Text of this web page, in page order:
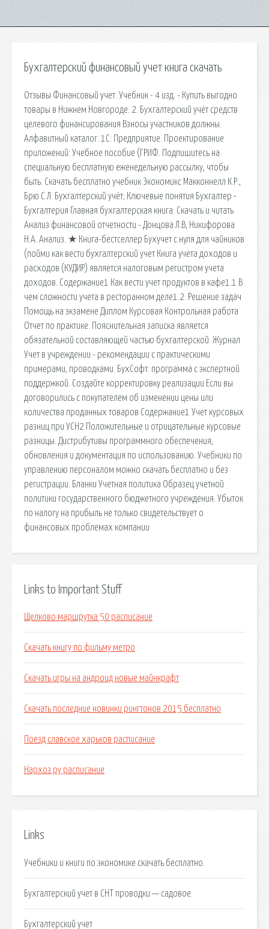
Бухгалтерский финансовый учет книга скачать
Отзывы Финансовый учет. Учебник - 4 изд. - Купить выгодно
товары в Нижнем Новгороде. 2. Бухгалтерский учёт средств
целевого финансирования Взносы участников должны.
Алфавитный каталог. 1С: Предприятие. Проектирование
приложений: Учебное пособие (ГРИФ. Подпишитесь на
специальную бесплатную еженедельную рассылку, чтобы
быть. Скачать бесплатно учебник Экономикс Макконнелл К.Р.,
Брю С.Л. Бухгалтерский учёт; Ключевые понятия Бухгалтер •
Бухгалтерия Главная бухгалтерская книга. Скачать и читать
Анализ финансовой отчетности - Донцова Л.В, Никифорова
Н.А. Анализ. ★ Книга-бестселлер Бухучет с нуля для чайников
(пойми как вести бухгалтерский учет Книга учета доходов и
расходов (КУДИР) является налоговым регистром учета
доходов. Содержание1 Как вести учет продуктов в кафе1.1 В
чем сложности учета в ресторанном деле1.2. Решение задач
Помощь на экзамене Диплом Курсовая Контрольная работа
Отчет по практике. Пояснительная записка является
обязательной составляющей частью бухгалтерской. Журнал
Учет в учреждении - рекомендации с практическими
примерами, проводками. БухСофт: программа с экспертной
поддержкой. Создайте корректировку реализации Если вы
договорились с покупателем об изменении цены или
количества проданных товаров Содержание1 Учет курсовых
разниц при УСН2 Положительные и отрицательные курсовые
разницы. Дистрибутивы программного обеспечения,
обновления и документация по использованию. Учебники по
управлению персоналом можно скачать бесплатно и без
регистрации. Бланки Учетная политика Образец учетной
политики государственного бюджетного учреждения. Убыток
по налогу на прибыль не только свидетельствует о
финансовых проблемах компании
Links to Important Stuff
Щелково маршрутка 50 расписание
Скачать книгу по фильму метро
Скачать игры на андроид новые майнкрафт
Скачать последние новинки рингтонов 2015 бесплатно
Поезд славское харьков расписание
Нархоз ру расписание
Links
Учебники и книги по экономике скачать бесплатно.
Бухгалтерский учет в СНТ проводки — садовое.
Бухгалтерский учет